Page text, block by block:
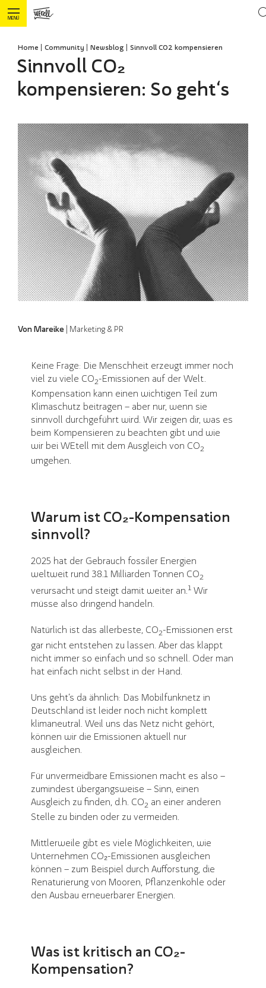
MENÜ
Home Community Newsblog Sinnvoll CO2 kompensieren
Sinnvoll CO₂
kompensieren: So geht‘s
Von Mareike | Marketing & PR
Keine Frage: Die Menschheit erzeugt immer noch
viel zu viele CO2-Emissionen auf der Welt.
Kompensation kann einen wichtigen Teil zum
Klimaschutz beitragen – aber nur, wenn sie
sinnvoll durchgeführt wird. Wir zeigen dir, was es
beim Kompensieren zu beachten gibt und wie
wir bei WEtell mit dem Ausgleich von CO2
umgehen.
Warum ist CO₂-Kompensation
sinnvoll?
2025 hat der Gebrauch fossiler Energien
weltweit rund 38.1 Milliarden Tonnen CO2
verursacht und steigt damit weiter an.1 Wir
müsse also dringend handeln.
Natürlich ist das allerbeste, CO2-Emissionen erst
gar nicht entstehen zu lassen. Aber das klappt
nicht immer so einfach und so schnell. Oder man
hat einfach nicht selbst in der Hand.
Uns geht‘s da ähnlich: Das Mobilfunknetz in
Deutschland ist leider noch nicht komplett
klimaneutral. Weil uns das Netz nicht gehört,
können wir die Emissionen aktuell nur
ausgleichen.
Für unvermeidbare Emissionen macht es also –
zumindest übergangsweise – Sinn, einen
Ausgleich zu finden, d.h. CO2 an einer anderen
Stelle zu binden oder zu vermeiden.
Mittlerweile gibt es viele Möglichkeiten, wie
Unternehmen CO₂-Emissionen ausgleichen
können – zum Beispiel durch Aufforstung, die
Renaturierung von Mooren, Pflanzenkohle oder
den Ausbau erneuerbarer Energien.
Was ist kritisch an CO₂-
Kompensation?